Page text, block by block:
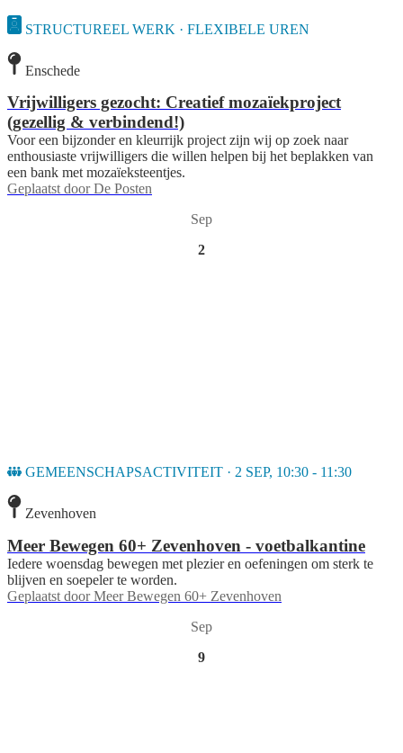
STRUCTUREEL WERK · FLEXIBELE UREN
Enschede
Vrijwilligers gezocht: Creatief mozaïekproject
(gezellig & verbindend!)
Voor een bijzonder en kleurrijk project zijn wij op zoek naar
enthousiaste vrijwilligers die willen helpen bij het beplakken van
een bank met mozaïeksteentjes.
Geplaatst door De Posten
Sep
2
GEMEENSCHAPSACTIVITEIT · 2 SEP, 10:30 - 11:30
Zevenhoven
Meer Bewegen 60+ Zevenhoven - voetbalkantine
Iedere woensdag bewegen met plezier en oefeningen om sterk te
blijven en soepeler te worden.
Geplaatst door Meer Bewegen 60+ Zevenhoven
Sep
9